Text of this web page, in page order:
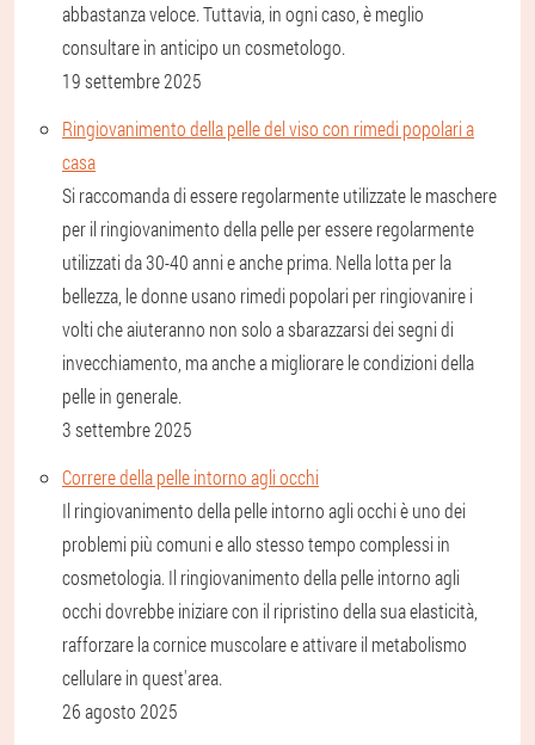
abbastanza veloce. Tuttavia, in ogni caso, è meglio
consultare in anticipo un cosmetologo.
19 settembre 2025
Ringiovanimento della pelle del viso con rimedi popolari a
casa
Si raccomanda di essere regolarmente utilizzate le maschere
per il ringiovanimento della pelle per essere regolarmente
utilizzati da 30-40 anni e anche prima. Nella lotta per la
bellezza, le donne usano rimedi popolari per ringiovanire i
volti che aiuteranno non solo a sbarazzarsi dei segni di
invecchiamento, ma anche a migliorare le condizioni della
pelle in generale.
3 settembre 2025
Correre della pelle intorno agli occhi
Il ringiovanimento della pelle intorno agli occhi è uno dei
problemi più comuni e allo stesso tempo complessi in
cosmetologia. Il ringiovanimento della pelle intorno agli
occhi dovrebbe iniziare con il ripristino della sua elasticità,
rafforzare la cornice muscolare e attivare il metabolismo
cellulare in quest'area.
26 agosto 2025